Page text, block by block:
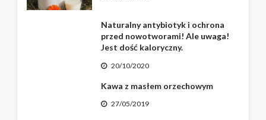
Naturalny antybiotyk i ochrona
przed nowotworami! Ale uwaga!
Jest dość kaloryczny.
20/10/2020
Kawa z masłem orzechowym
27/05/2019